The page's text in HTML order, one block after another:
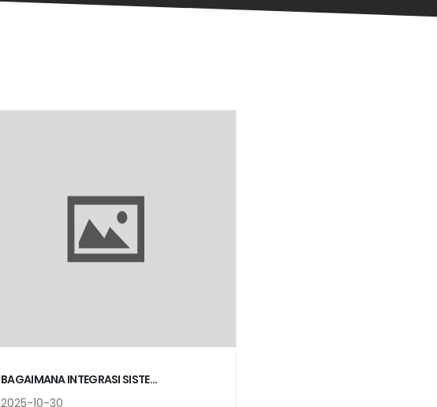
BAGAIMANA INTEGRASI SISTE...
2025-10-30